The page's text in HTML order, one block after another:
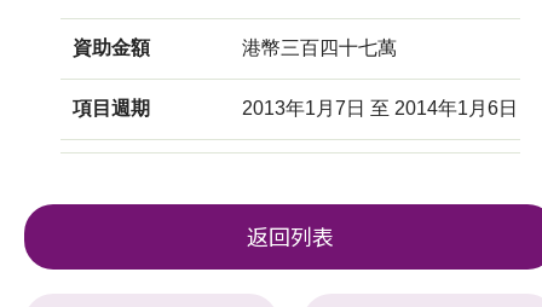
資助金額 港幣三百四十七萬
項目週期 2013年1月7日 至 2014年1月6日
返回列表